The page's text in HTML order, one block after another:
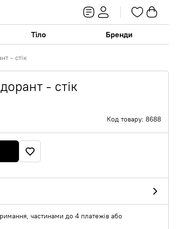
Тіло Бренди
- стік
- стік
Код товару: 8688
частинами до 4 платежів або